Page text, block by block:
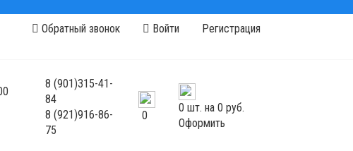
Обратный звонок Войти Регистрация
8(901)315-41-
84
8(921)916-86-
75
0
0 шт. на 0 руб.
Оформить